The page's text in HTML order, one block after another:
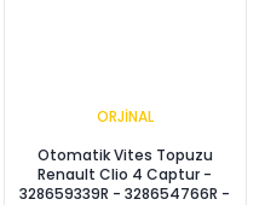
ORJİNAL
Otomatik Vites Topuzu
Renault Clio 4 Captur -
328659339R - 328654766R -